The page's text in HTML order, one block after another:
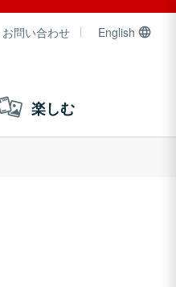
問い合わせ English
楽しむ